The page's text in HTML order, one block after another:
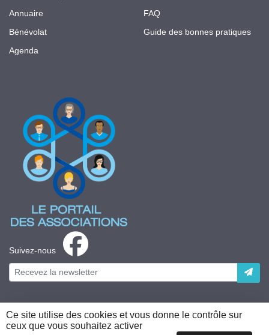
Suivez-nous
Annuaire
Bénévolat
Agenda
FAQ
Guide des bonnes pratiques
Plateforme développée en France par
Ce site utilise des cookies et vous donne le contrôle sur
ceux que vous souhaitez activer